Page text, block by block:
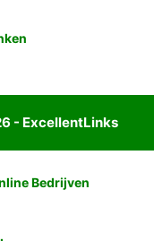
- ExcellentLinks
Bedrijven